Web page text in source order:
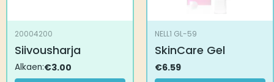
20004200
Siivousharja
Alkaen:€3.00
NELL1 GL-59
SkinCare Gel
€6.59